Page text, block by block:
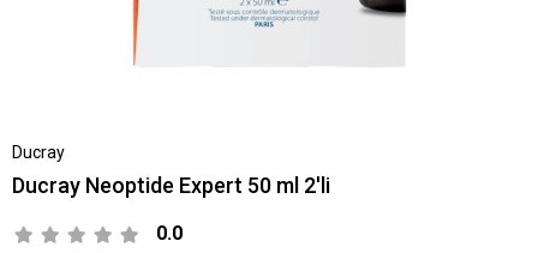
Ducray
Ducray Neoptide Expert 50 ml 2'li
0.0